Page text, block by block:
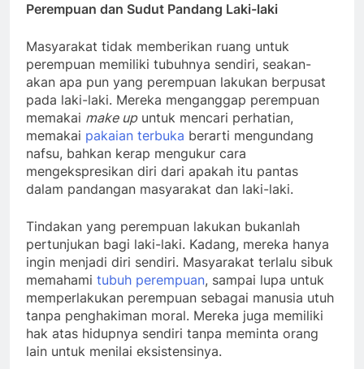
Perempuan dan Sudut Pandang Laki-laki
Masyarakat tidak memberikan ruang untuk
perempuan memiliki tubuhnya sendiri, seakan-
akan apa pun yang perempuan lakukan berpusat
pada laki-laki. Mereka menganggap perempuan
memakai make upuntuk mencari perhatian,
memakai pakaian terbuka berarti mengundang
nafsu, bahkan kerap mengukur cara
mengekspresikan diri dari apakah itu pantas
dalam pandangan masyarakat dan laki-laki.
Tindakan yang perempuan lakukan bukanlah
pertunjukan bagi laki-laki. Kadang, mereka hanya
ingin menjadi diri sendiri. Masyarakat terlalu sibuk
memahami tubuh perempuan, sampai lupa untuk
memperlakukan perempuan sebagai manusia utuh
tanpa penghakiman moral. Mereka juga memiliki
hak atas hidupnya sendiri tanpa meminta orang
lain untuk menilai eksistensinya.